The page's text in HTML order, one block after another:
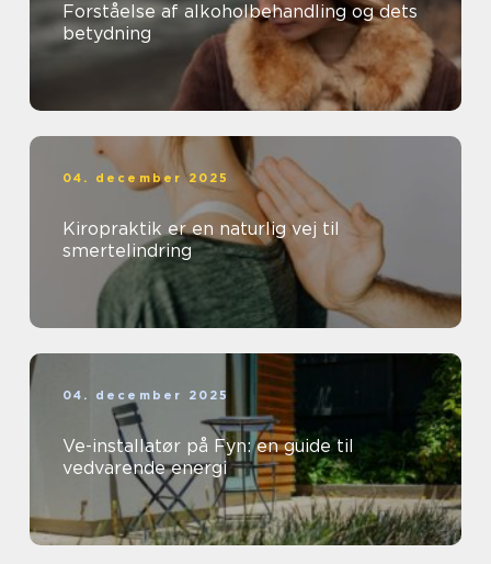
Forståelse af alkoholbehandling og dets
betydning
04. december 2025
Kiropraktik er en naturlig vej til
smertelindring
04. december 2025
Ve-installatør på Fyn: en guide til
vedvarende energi